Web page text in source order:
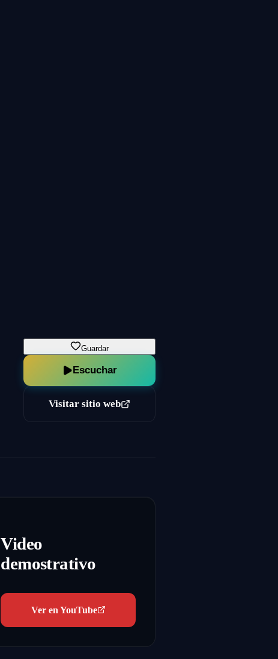
Guardar
Escuchar
Visitar sitio web
Video
demostrativo
Ver en YouTube